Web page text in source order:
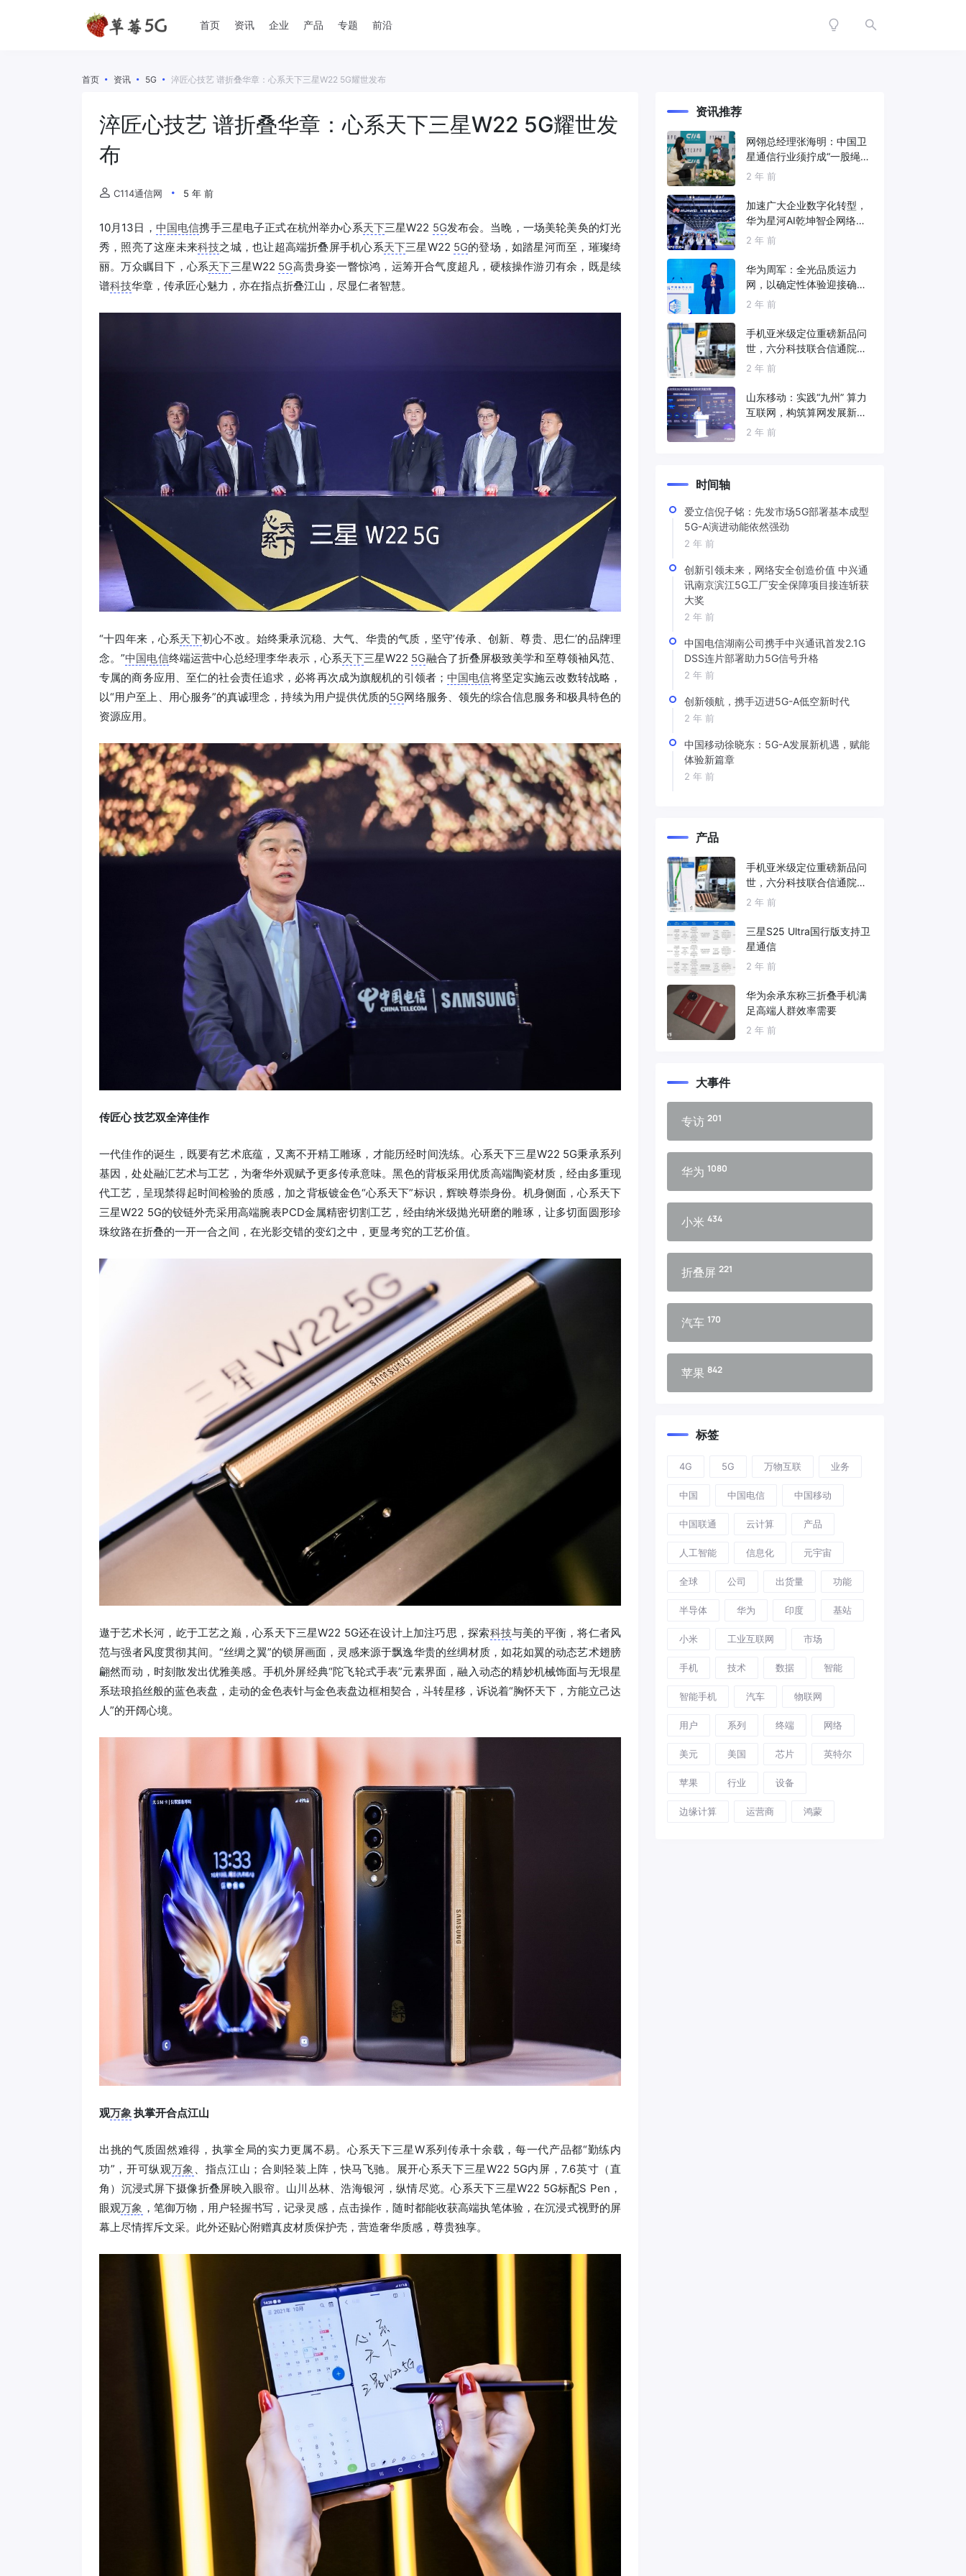
首页 资讯 企业 产品 专题 前沿
首页 资讯 5G 淬匠心技艺 谱折叠华章：心系天下三星W22 5G耀世发布
淬匠心技艺 谱折叠华章：心系天下三星W22 5G耀世发
布
C114通信网 5 年 前
10月13日， 中国电信携手三星电子正式在杭州举办心系天下三星W22 5G发布会。当晚，一场美轮美奂的灯光
秀，照亮了这座未来科技之城，也让超高端折叠屏手机心系天下三星W22 5G的登场，如踏星河而至，璀璨绮
丽。万众瞩目下，心系天下三星W22 5G高贵身姿一瞥惊鸿，运筹开合气度超凡，硬核操作游刃有余，既是续
谱科技华章，传承匠心魅力，亦在指点折叠江山，尽显仁者智慧。
“十四年来，心系天下初心不改。始终秉承沉稳、大气、华贵的气质，坚守’传承、创新、尊贵、思仁’的品牌理
念。”中国电信终端运营中心总经理李华表示，心系天下三星W22 5G融合了折叠屏极致美学和至尊领袖风范、
专属的商务应用、至仁的社会责任追求，必将再次成为旗舰机的引领者； 中国电信将坚定实施云改数转战略，
以“用户至上、用心服务”的真诚理念，持续为用户提供优质的5G网络服务、领先的综合信息服务和极具特色的
资源应用。
传匠心 技艺双全淬佳作
一代佳作的诞生，既要有艺术底蕴，又离不开精工雕琢，才能历经时间洗练。心系天下三星W22 5G秉承系列
基因，处处融汇艺术与工艺，为奢华外观赋予更多传承意味。黑色的背板采用优质高端陶瓷材质，经由多重现
代工艺，呈现禁得起时间检验的质感，加之背板镀金色“心系天下”标识，辉映尊崇身份。机身侧面，心系天下
三星W22 5G的铰链外壳采用高端腕表PCD金属精密切割工艺，经由纳米级抛光研磨的雕琢，让多切面圆形珍
珠纹路在折叠的一开一合之间，在光影交错的变幻之中，更显考究的工艺价值。
遨于艺术长河，屹于工艺之巅，心系天下三星W22 5G还在设计上加注巧思，探索科技与美的平衡，将仁者风
范与强者风度贯彻其间。“丝绸之翼”的锁屏画面，灵感来源于飘逸华贵的丝绸材质，如花如翼的动态艺术翅膀
翩然而动，时刻散发出优雅美感。手机外屏经典“陀飞轮式手表”元素界面，融入动态的精妙机械饰面与无垠星
系珐琅掐丝般的蓝色表盘，走动的金色表针与金色表盘边框相契合，斗转星移，诉说着“胸怀天下，方能立己达
人”的开阔心境。
观万象 执掌开合点江山
出挑的气质固然难得，执掌全局的实力更属不易。心系天下三星W系列传承十余载，每一代产品都“勤练内
功”，开可纵观万象
、指点江山；合则轻装上阵，快马飞驰。展开心系天下三星W22 5G内屏，7.6英寸（直
角）沉浸式屏下摄像折叠屏映入眼帘。山川丛林、浩海银河，纵情尽览。心系天下三星W22 5G标配S Pen，
眼观万象 ，笔御万物，用户轻握书写，记录灵感，点击操作，随时都能收获高端执笔体验，在沉浸式视野的屏
幕上尽情挥斥文采。此外还贴心附赠真皮材质保护壳，营造奢华质感，尊贵独享。
资讯推荐
网翎总经理张海明：中国卫
星通信行业须拧成“一股绳”
共同打造垂直产业链
2 年 前
加速广大企业数字化转型，
华为星河AI乾坤智企网络解
决方案亮相2024中国国际信
2 年 前
华为周军：全光品质运力
网，以确定性体验迎接确定
性的智能时代
2 年 前
手机亚米级定位重磅新品问
世，六分科技联合信通院发
布免费服务
2 年 前
山东移动：实践“九州” 算力
互联网，构筑算网发展新底
座
2 年 前
时间轴
爱立信倪子铭：先发市场5G部署基本成型
5G-A演进动能依然强劲
2 年 前
创新引领未来，网络安全创造价值 中兴通
讯南京滨江5G工厂安全保障项目接连斩获
大奖
2 年 前
中国电信湖南公司携手中兴通讯首发2.1G
DSS连片部署助力5G信号升格
2 年 前
创新领航，携手迈进5G-A低空新时代
2 年 前
中国移动徐晓东：5G-A发展新机遇，赋能
体验新篇章
2 年 前
产品
手机亚米级定位重磅新品问
世，六分科技联合信通院发
布免费服务
2 年 前
三星S25 Ultra国行版支持卫
星通信
2 年 前
华为余承东称三折叠手机满
足高端人群效率需要
2 年 前
大事件
专访 201
华为 1080
小米 434
折叠屏 221
汽车 170
苹果 842
标签
4G 5G 万物互联 业务
中国 中国电信 中国移动
中国联通 云计算 产品
人工智能 信息化 元宇宙
全球 公司 出货量 功能
半导体 华为 印度 基站
小米 工业互联网 市场
手机 技术 数据 智能
智能手机 汽车 物联网
用户 系列 终端 网络
美元 美国 芯片 英特尔
苹果 行业 设备
边缘计算 运营商 鸿蒙